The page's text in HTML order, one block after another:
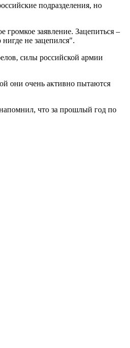
подразделения, но
громкое заявление. Зацепиться –
не зацепился".
силы российской армии
они очень активно пытаются
что за прошлый год по